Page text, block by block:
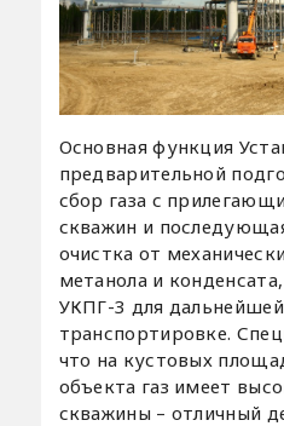
Основная функция
предварительной
сбор газа с
скважин и
очистка от
метанола и
УКПГ-3 для
транспортировке.
что на кустовых
объекта газ имеет
скважины – отличный